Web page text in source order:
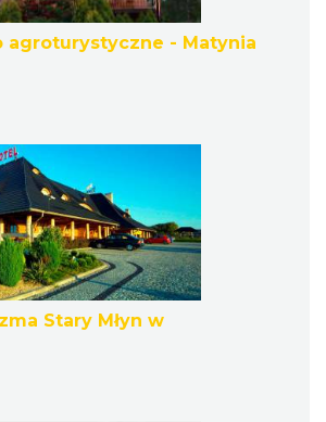
agroturystyczne - Matynia
Stary Młyn w